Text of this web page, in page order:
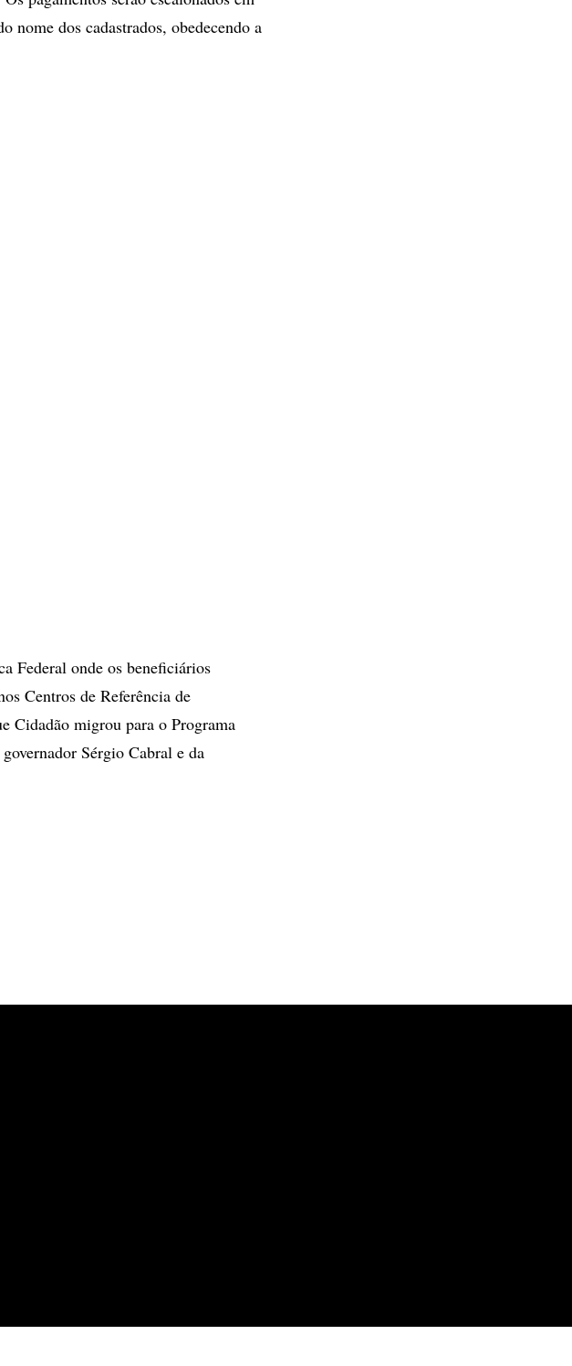
nome dos cadastrados, obedecendo a
Federal onde os beneficiários
Centros de Referência de
Cidadão migrou para o Programa
Sérgio Cabral e da